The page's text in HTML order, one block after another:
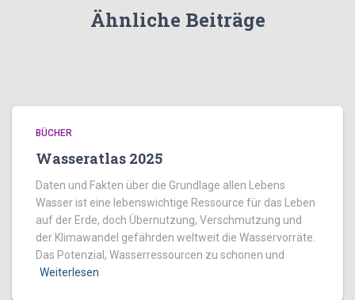
Ähnliche Beiträge
BÜCHER
Wasseratlas 2025
Daten und Fakten über die Grundlage allen Lebens
Wasser ist eine lebenswichtige Ressource für das Leben
auf der Erde, doch Übernutzung, Verschmutzung und
der Klimawandel gefährden weltweit die Wasservorräte.
Das Potenzial, Wasserressourcen zu schonen und
Weiterlesen